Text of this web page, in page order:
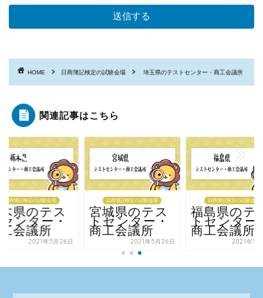
HOME 日商簿記検定の試験会場 埼玉県のテストセンター・商工会議所
関連記事はこちら
日商簿記検定の試験会場
県のテス
ンター・
会議所
2021年5月26日
日商簿記検定の試験会場
宮城県のテス
トセンター・
商工会議所
2021年5月26日
日商簿記検定の試験会場
福島県のテ
トセンター
商工会議所
2021年5